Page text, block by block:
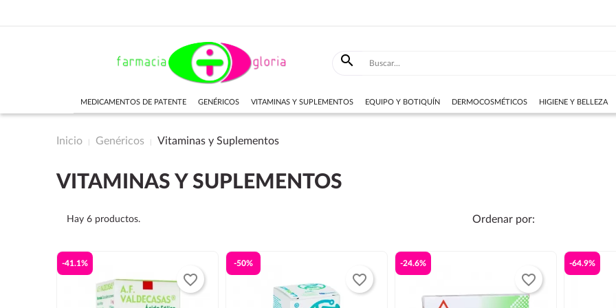

MEDICAMENTOS DE PATENTE GENÉRICOS VITAMINAS Y SUPLEMENTOS EQUIPO Y BOTIQUÍN DERMOCOSMÉTICOS HIGIENE Y BELLEZA
Inicio Genéricos Vitaminas y Suplementos
VITAMINAS Y SUPLEMENTOS
Hay 6 productos. Ordenar por:
-41.1%
favorite_border
-50%
favorite_border
-24.6%
favorite_border
-64.9%